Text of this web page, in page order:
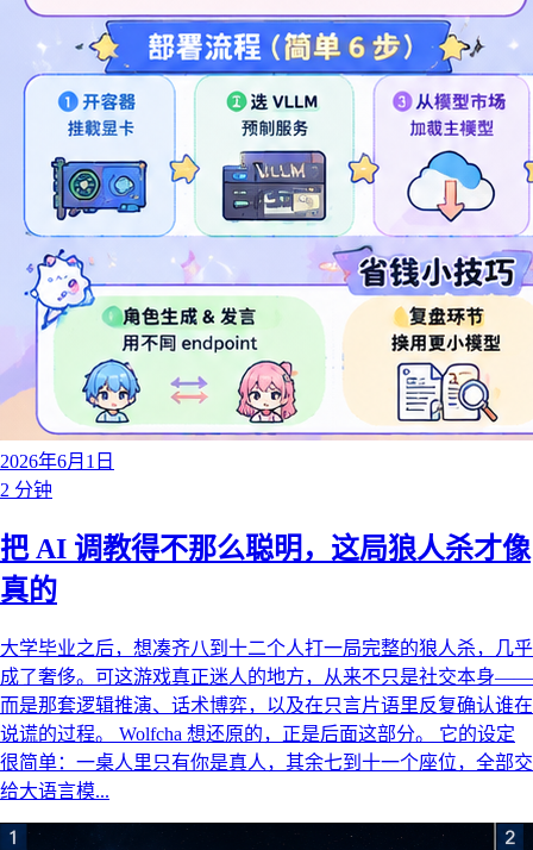
2026年6月1日
2 分钟
把 AI 调教得不那么聪明，这局狼人杀才像
真的
大学毕业之后，想凑齐八到十二个人打一局完整的狼人杀，几乎
成了奢侈。可这游戏真正迷人的地方，从来不只是社交本身——
而是那套逻辑推演、话术博弈，以及在只言片语里反复确认谁在
说谎的过程。 Wolfcha 想还原的，正是后面这部分。 它的设定
很简单：一桌人里只有你是真人，其余七到十一个座位，全部交
给大语言模...